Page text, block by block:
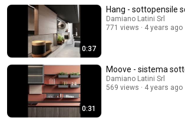
0:37
Hang - sottopensile
Damiano Latini Srl
771 views
4 years ago
0:31
Moove - sistema
Damiano Latini Srl
569 views
4 years ago